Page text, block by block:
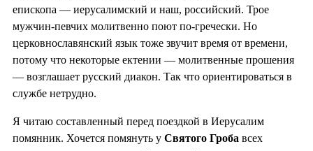
епископа — иерусалимский и наш, российский. Трое
мужчин-певчих молитвенно поют по-гречески. Но
церковнославянский язык тоже звучит время от времени,
потому что некоторые ектении — молитвенные прошения
— возглашает русский диакон. Так что ориентироваться в
службе нетрудно.
Я читаю составленный перед поездкой в Иерусалим
помянник. Хочется помянуть у Святого Гроба всех